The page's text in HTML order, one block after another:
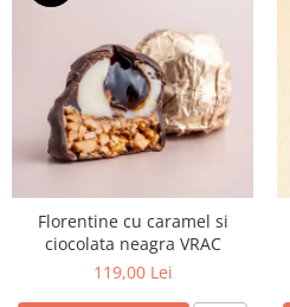
Florentine cu caramel si
ciocolata neagra VRAC
119,00 Lei